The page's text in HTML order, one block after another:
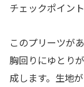
チェックポイン
このプリーツが
胸回りにゆとり
成します。生地